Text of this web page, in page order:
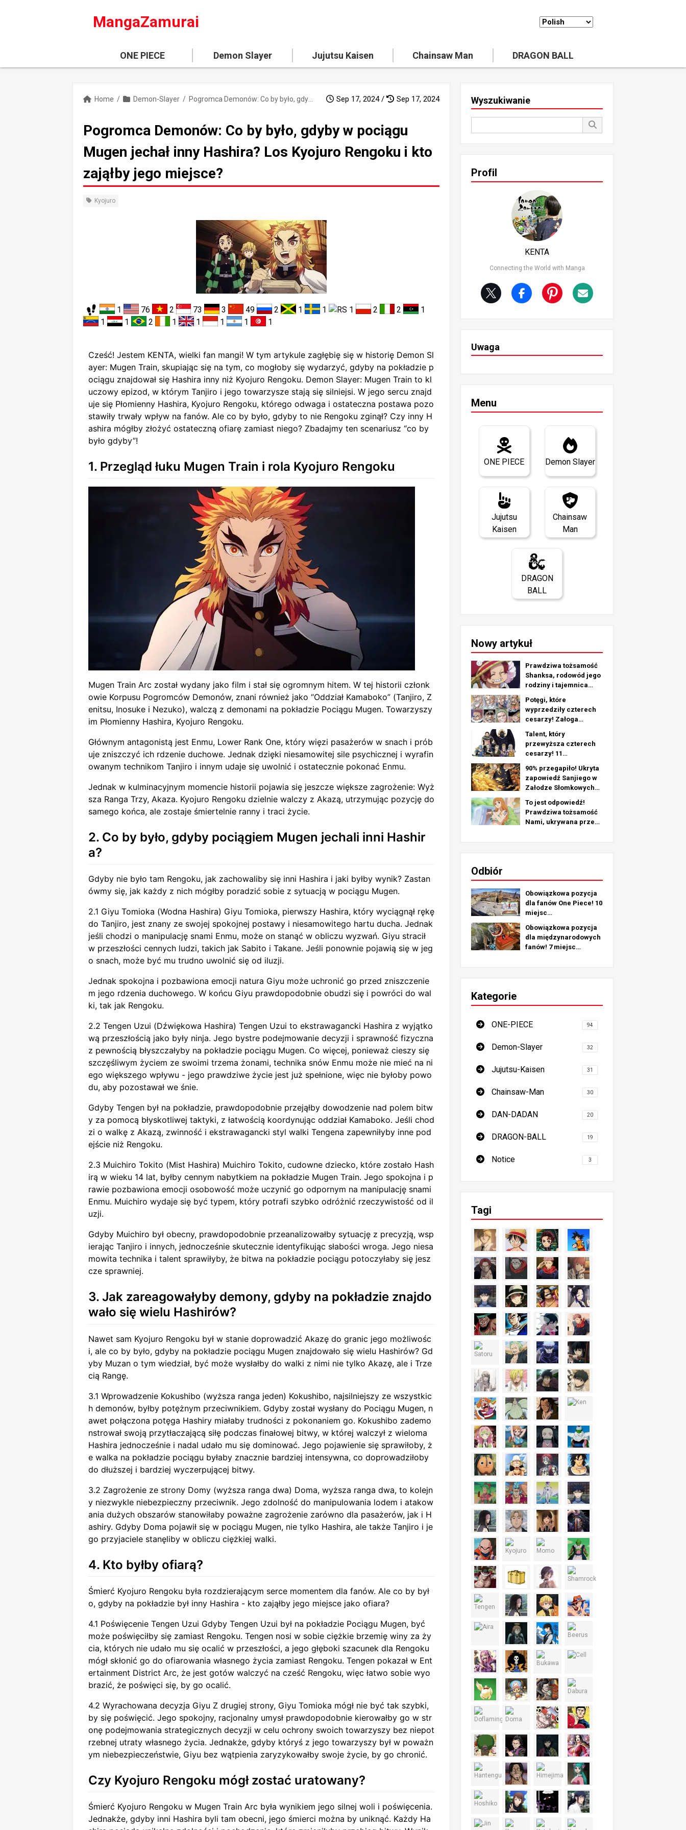
MangaZamurai
ONE PIECE Demon Slayer Jujutsu Kaisen Chainsaw Man DRAGON BALL
Home / Demon-Slayer / Sep 17, 2024 / Sep 17, 2024
Pogromca Demonów: Co by było, gdyby w pociągu
Mugen jechał inny Hashira? Los Kyojuro Rengoku i kto
zająłby jego miejsce?
Kyojuro
1 76 2 73 3 49 2 1 1 1 2 2
1
1
1 2 1 1 1 1 1
Cześć! Jestem KENTA, wielki fan mangi! W tym artykule zagłębię się w historię Demon Sl
ayer: Mugen Train, skupiając się na tym, co mogłoby się wydarzyć, gdyby na pokładzie p
ociągu znajdował się Hashira inny niż Kyojuro Rengoku. Demon Slayer: Mugen Train to kl
uczowy epizod, w którym Tanjiro i jego towarzysze stają się silniejsi. W jego sercu znajd
uje się Płomienny Hashira, Kyojuro Rengoku, którego odwaga i ostateczna postawa pozo
stawiły trwały wpływ na fanów. Ale co by było, gdyby to nie Rengoku zginął? Czy inny H
ashira mógłby złożyć ostateczną ofiarę zamiast niego? Zbadajmy ten scenariusz “co by
było gdyby”!
1. Przegląd łuku Mugen Train i rola Kyojuro Rengoku
Mugen Train Arc został wydany jako film i stał się ogromnym hitem. W tej historii członk
owie Korpusu Pogromców Demonów, znani również jako “Oddział Kamaboko” (Tanjiro, Z
enitsu, Inosuke i Nezuko), walczą z demonami na pokładzie Pociągu Mugen. Towarzyszy
im Płomienny Hashira, Kyojuro Rengoku.
Głównym antagonistą jest Enmu, Lower Rank One, który więzi pasażerów w snach i prób
uje zniszczyć ich rdzenie duchowe. Jednak dzięki niesamowitej sile psychicznej i wyrafin
owanym technikom Tanjiro i innym udaje się uwolnić i ostatecznie pokonać Enmu.
Jednak w kulminacyjnym momencie historii pojawia się jeszcze większe zagrożenie: Wyż
sza Ranga Trzy, Akaza. Kyojuro Rengoku dzielnie walczy z Akazą, utrzymując pozycję do
samego końca, ale zostaje śmiertelnie ranny i traci życie.
2. Co by było, gdyby pociągiem Mugen jechali inni Hashir
a?
Gdyby nie było tam Rengoku, jak zachowaliby się inni Hashira i jaki byłby wynik? Zastan
ówmy się, jak każdy z nich mógłby poradzić sobie z sytuacją w pociągu Mugen.
2.1 Giyu Tomioka (Wodna Hashira) Giyu Tomioka, pierwszy Hashira, który wyciągnął rękę
do Tanjiro, jest znany ze swojej spokojnej postawy i niesamowitego hartu ducha. Jednak
jeśli chodzi o manipulację snami Enmu, może on stanąć w obliczu wyzwań. Giyu stracił
w przeszłości cennych ludzi, takich jak Sabito i Takane. Jeśli ponownie pojawią się w jeg
o snach, może być mu trudno uwolnić się od iluzji.
Jednak spokojna i pozbawiona emocji natura Giyu może uchronić go przed zniszczenie
m jego rdzenia duchowego. W końcu Giyu prawdopodobnie obudzi się i powróci do wal
ki, tak jak Rengoku.
2.2 Tengen Uzui (Dźwiękowa Hashira) Tengen Uzui to ekstrawagancki Hashira z wyjątko
wą przeszłością jako były ninja. Jego bystre podejmowanie decyzji i sprawność fizyczna
z pewnością błyszczałyby na pokładzie pociągu Mugen. Co więcej, ponieważ cieszy się
szczęśliwym życiem ze swoimi trzema żonami, technika snów Enmu może nie mieć na ni
ego większego wpływu - jego prawdziwe życie jest już spełnione, więc nie byłoby powo
du, aby pozostawał we śnie.
Gdyby Tengen był na pokładzie, prawdopodobnie przejąłby dowodzenie nad polem bitw
y za pomocą błyskotliwej taktyki, z łatwością koordynując oddział Kamaboko. Jeśli chod
zi o walkę z Akazą, zwinność i ekstrawagancki styl walki Tengena zapewniłyby inne pod
ejście niż Rengoku.
2.3 Muichiro Tokito (Mist Hashira) Muichiro Tokito, cudowne dziecko, które zostało Hash
irą w wieku 14 lat, byłby cennym nabytkiem na pokładzie Mugen Train. Jego spokojna i p
rawie pozbawiona emocji osobowość może uczynić go odpornym na manipulację snami
Enmu. Muichiro wydaje się być typem, który potrafi szybko odróżnić rzeczywistość od il
uzji.
Gdyby Muichiro był obecny, prawdopodobnie przeanalizowałby sytuację z precyzją, wsp
ierając Tanjiro i innych, jednocześnie skutecznie identyfikując słabości wroga. Jego niesa
mowita technika i talent sprawiłyby, że bitwa na pokładzie pociągu potoczyłaby się jesz
cze sprawniej.
3. Jak zareagowałyby demony, gdyby na pokładzie znajdo
wało się wielu Hashirów?
Nawet sam Kyojuro Rengoku był w stanie doprowadzić Akazę do granic jego możliwośc
i, ale co by było, gdyby na pokładzie pociągu Mugen znajdowało się wielu Hashirów? Gd
yby Muzan o tym wiedział, być może wysłałby do walki z nimi nie tylko Akazę, ale i Trze
cią Rangę.
3.1 Wprowadzenie Kokushibo (wyższa ranga jeden) Kokushibo, najsilniejszy ze wszystkic
h demonów, byłby potężnym przeciwnikiem. Gdyby został wysłany do Pociągu Mugen, n
awet połączona potęga Hashiry miałaby trudności z pokonaniem go. Kokushibo zademo
nstrował swoją przytłaczającą siłę podczas finałowej bitwy, w której walczył z wieloma
Hashira jednocześnie i nadal udało mu się dominować. Jego pojawienie się sprawiłoby, ż
e walka na pokładzie pociągu byłaby znacznie bardziej intensywna, co doprowadziłoby
do dłuższej i bardziej wyczerpującej bitwy.
3.2 Zagrożenie ze strony Domy (wyższa ranga dwa) Doma, wyższa ranga dwa, to kolejn
y niezwykle niebezpieczny przeciwnik. Jego zdolność do manipulowania lodem i atakow
ania dużych obszarów stanowiłaby poważne zagrożenie zarówno dla pasażerów, jak i H
ashiry. Gdyby Doma pojawił się w pociągu Mugen, nie tylko Hashira, ale także Tanjiro i je
go przyjaciele stanęliby w obliczu ciężkiej walki.
4. Kto byłby ofiarą?
Śmierć Kyojuro Rengoku była rozdzierającym serce momentem dla fanów. Ale co by był
o, gdyby na pokładzie był inny Hashira - kto zająłby jego miejsce jako ofiara?
4.1 Poświęcenie Tengen Uzui Gdyby Tengen Uzui był na pokładzie Pociągu Mugen, być
może poświęciłby się zamiast Rengoku. Tengen nosi w sobie ciężkie brzemię winy za ży
cia, których nie udało mu się ocalić w przeszłości, a jego głęboki szacunek dla Rengoku
mógł skłonić go do ofiarowania własnego życia zamiast Rengoku. Tengen pokazał w Ent
ertainment District Arc, że jest gotów walczyć na cześć Rengoku, więc łatwo sobie wyo
brazić, że poświęci się, by go ocalić.
4.2 Wyrachowana decyzja Giyu Z drugiej strony, Giyu Tomioka mógł nie być tak szybki,
by się poświęcić. Jego spokojny, racjonalny umysł prawdopodobnie kierowałby go w str
onę podejmowania strategicznych decyzji w celu ochrony swoich towarzyszy bez niepot
rzebnej utraty własnego życia. Jednakże, gdyby któryś z jego towarzyszy był w poważn
ym niebezpieczeństwie, Giyu bez wątpienia zaryzykowałby swoje życie, by go chronić.
Czy Kyojuro Rengoku mógł zostać uratowany?
Śmierć Kyojuro Rengoku w Mugen Train Arc była wynikiem jego silnej woli i poświęcenia.
Jednakże, gdyby inni Hashira byli tam obecni, jego śmierci można by uniknąć. Każdy Ha
Wyszukiwanie
Profil
KENTA
Connecting the World with Manga
Uwaga
Menu
ONE PIECE Demon Slayer
Jujutsu
Kaisen
Chainsaw
Man
DRAGON
BALL
Nowy artykuł
Prawdziwa tożsamość
Shanksa, rodowód jego
rodziny i tajemnica
dogłębna analiza
ostatniego rozdziału!
Potęgi, które
wyprzedziły czterech
cesarzy! Załoga
Najsilniejsze rankingi
TOP 11 (od 5. do 1.)
Talent, który
przewyższa czterech
cesarzy! 11
z pirackiej załogi nr 2
(od 11. do 6. miejsca)
90% przegapiło! Ukryta
zapowiedź Sanjiego w
Załodze Słomkowych
To jest odpowiedź!
Prawdziwa tożsamość
Nami, ukrywana przez
Odbiór
Obowiązkowa pozycja
dla fanów One Piece! 10
miejsc
inspirowanych
prawdziwymi
lokalizacjami na całym
Obowiązkowa pozycja
dla międzynarodowych
fanów! 7 miejsc
Kategorie
ONE-PIECE 94
Demon-Slayer 32
Jujutsu-Kaisen 31
Chainsaw-Man 30
DAN-DADAN 20
DRAGON-BALL 19
Notice 3
Tagi